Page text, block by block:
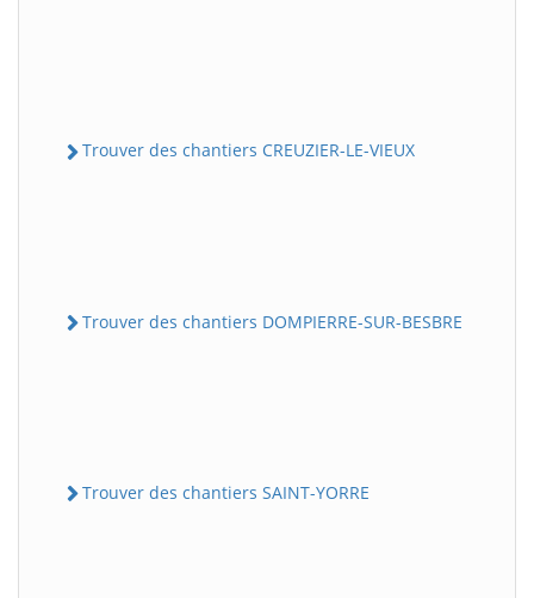
Trouver des chantiers CREUZIER-LE-VIEUX
Trouver des chantiers DOMPIERRE-SUR-BESBRE
Trouver des chantiers SAINT-YORRE